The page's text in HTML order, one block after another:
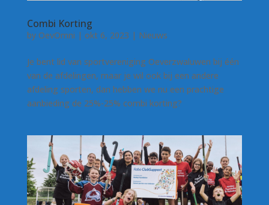
Combi Korting
by OevOmni | okt 6, 2023 | Nieuws
Je bent lid van sportvereniging Oeverzwaluwen bij één
van de afdelingen, maar je wil ook bij een andere
afdeling sporten, dan hebben we nu een prachtige
aanbieding de 25%-25% combi korting?